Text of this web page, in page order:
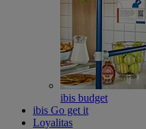
ibis budget
ibis Go get it
Loyalitas